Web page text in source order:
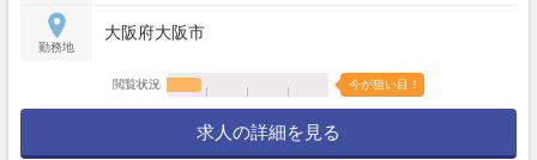
勤務地
大阪府大阪市
閲覧状況 今が狙い目！
求人の詳細を見る